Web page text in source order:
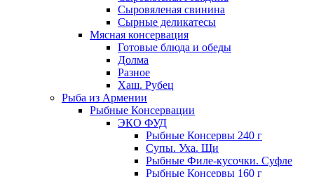
Сыровяленая свинина
Сырные деликатесы
Мясная консервация
Готовые блюда и обеды
Долма
Разное
Хаш. Рубец
Рыба из Армении
Рыбные Консервации
ЭКО ФУД
Рыбные Консервы 240 г
Супы. Уха. Щи
Рыбные Филе-кусочки. Суфле
Рыбные Консервы 160 г